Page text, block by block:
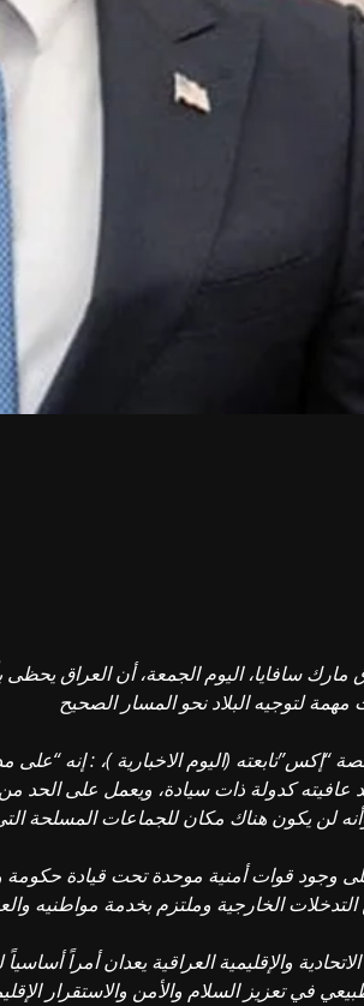
سافايا، اليوم الجمعة، أن العراق يحظى
لتوجيه البلاد نحو المسار الصحيح
(اليوم الاخبارية )، : إنه “على
عافيته كدولة ذات سيادة، ويعمل على الحد
لن يكون هناك مكان للجماعات المسلحة
وجود قوات أمنية موحدة تحت قيادة حكومة
الخارجية وملتزم بخدمة مواطنيه
والإقليمية العراقية يعدان أمراً
في تعزيز السلام والأمن والاستقرار